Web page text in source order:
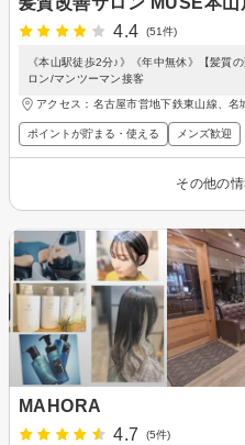
4.4
(51件)
《本山駅徒歩2分♪》《年中無休》【髪質
ロン/マンツーマン接客
アクセス：名古屋市営地下鉄東山線、
ポイントが貯まる・使える メンズ歓迎
その他の
MAHORA
4.7
(5件)